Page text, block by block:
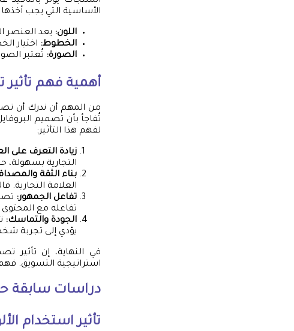
الأساسية التي يجب أخذها
اللون: يعد العنصر
الخطوط: اختيار
الصورة: تُعتبر
أهمية فهم تأثير
من المهم أن ندرك أن
تُفاجأ بأن تصميم
لفهم هذا التأثير:
زيادة التعرف على
التجارية
بناء الثقة
العلامة التجارية.
تفاعل الجمهور:
تفاعله مع
الجودة والتماسك:
يؤدي إلى تجربة
في النهاية، إن تأثير
استراتيجية التسويق.
دراسات سابقة
تأثير استخدام